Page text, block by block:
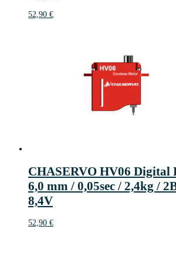
52,90 €
CHASERVO HV06 Digital
6,0 mm / 0,05sec / 2,4kg /
8,4V
52,90 €